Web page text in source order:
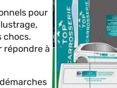
pour
chocs.
répondre à
démarches